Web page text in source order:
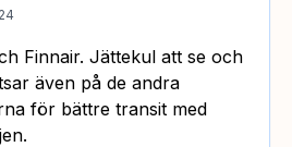
Finnair. Jättekul att se och
även på de andra
för bättre transit med